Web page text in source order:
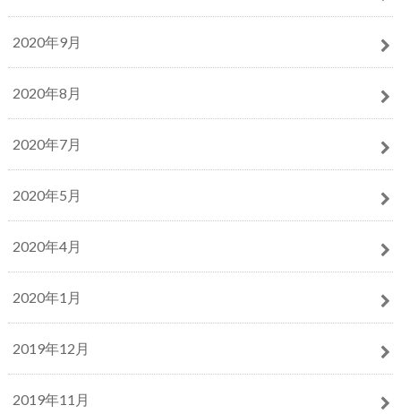
2020年9月
2020年8月
2020年7月
2020年5月
2020年4月
2020年1月
2019年12月
2019年11月